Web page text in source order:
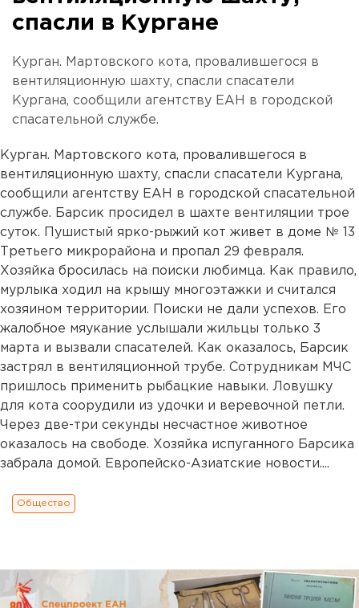
спасли в Кургане
Курган. Мартовского кота, провалившегося в
вентиляционную шахту, спасли спасатели
Кургана, сообщили агентству ЕАН в городской
спасательной службе.
Курган. Мартовского кота, провалившегося в
вентиляционную шахту, спасли спасатели Кургана,
сообщили агентству ЕАН в городской спасательной
службе. Барсик просидел в шахте вентиляции трое
суток. Пушистый ярко-рыжий кот живет в доме № 13
Третьего микрорайона и пропал 29 февраля.
Хозяйка бросилась на поиски любимца. Как правило,
мурлыка ходил на крышу многоэтажки и считался
хозяином территории. Поиски не дали успехов. Его
жалобное мяукание услышали жильцы только 3
марта и вызвали спасателей. Как оказалось, Барсик
застрял в вентиляционной трубе. Сотрудникам МЧС
пришлось применить рыбацкие навыки. Ловушку
для кота соорудили из удочки и веревочной петли.
Через две-три секунды несчастное животное
оказалось на свободе. Хозяйка испуганного Барсика
забрала домой. Европейско-Азиатские новости....
Общество